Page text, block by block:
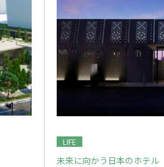
LIFE
未来に向かう日本のホテル